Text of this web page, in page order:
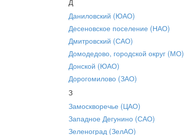
Даниловский (ЮАО)
Десеновское поселение (НАО)
Дмитровский (САО)
Домодедово, городской округ (МО)
Донской (ЮАО)
Дорогомилово (ЗАО)
З
Замоскворечье (ЦАО)
Западное Дегунино (САО)
Зеленоград (ЗелАО)